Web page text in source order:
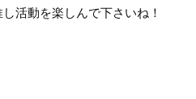
活動を楽しんで下さいね！